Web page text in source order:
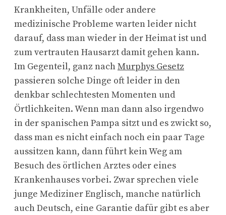
Krankheiten, Unfälle oder andere
medizinische Probleme warten leider nicht
darauf, dass man wieder in der Heimat ist und
zum vertrauten Hausarzt damit gehen kann.
Im Gegenteil, ganz nachMurphys Gesetz
passieren solche Dinge oft leider in den
denkbar schlechtesten Momenten und
Örtlichkeiten. Wenn man dann also irgendwo
in der spanischen Pampa sitzt und es zwickt so,
dass man es nicht einfach noch ein paar Tage
aussitzen kann, dann führt kein Weg am
Besuch des örtlichen Arztes oder eines
Krankenhauses vorbei. Zwar sprechen viele
junge Mediziner Englisch, manche natürlich
auch Deutsch, eine Garantie dafür gibt es aber